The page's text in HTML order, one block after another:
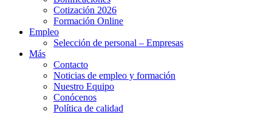
Cotización 2026
Formación Online
Empleo
Selección de personal – Empresas
Más
Contacto
Noticias de empleo y formación
Nuestro Equipo
Conócenos
Política de calidad